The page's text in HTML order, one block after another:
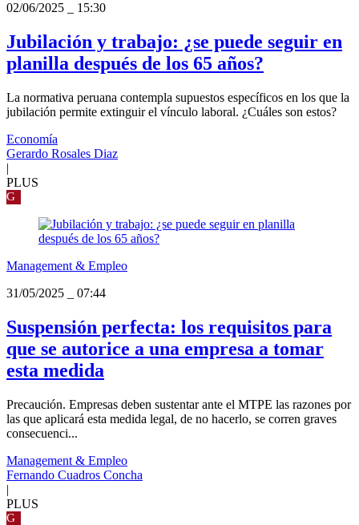
02/06/2025
15:30
Jubilación y trabajo: ¿se puede seguir en
planilla después de los 65 años?
La normativa peruana contempla supuestos específicos en los que la
jubilación permite extinguir el vínculo laboral. ¿Cuáles son estos?
Economía
Gerardo Rosales Diaz
|
PLUS
G
Management & Empleo
31/05/2025
07:44
Suspensión perfecta: los requisitos para
que se autorice a una empresa a tomar
esta medida
Precaución. Empresas deben sustentar ante el MTPE las razones por
las que aplicará esta medida legal, de no hacerlo, se corren graves
consecuenci...
Management & Empleo
Fernando Cuadros Concha
|
PLUS
G